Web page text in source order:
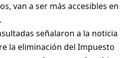
van a ser más accesibles en
señalaron a la noticia
la eliminación del Impuesto